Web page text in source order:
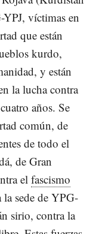
víctimas en
que están
kurdo,
y están
la lucha contra
años. Se
común, de
de todo el
de Gran
elfascismo
la sede de YPG-
sirio, contra la